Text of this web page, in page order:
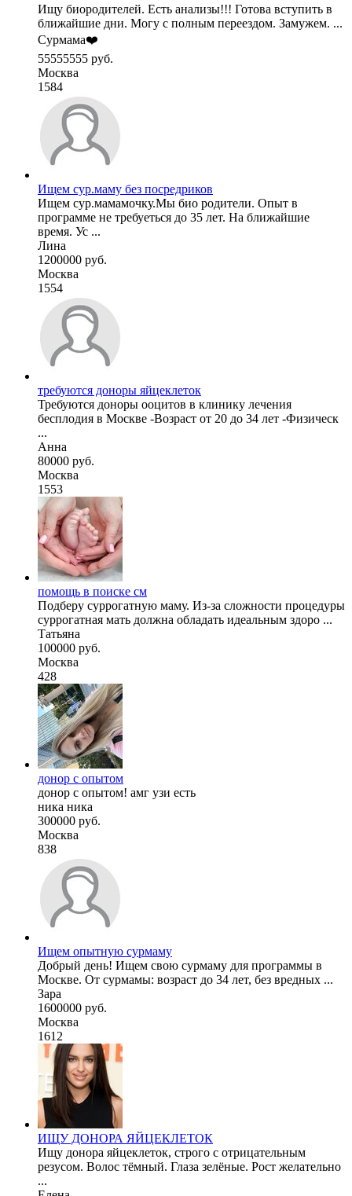
Ищу биородителей. Есть анализы!!! Готова вступить в
ближайшие дни. Могу с полным переездом. Замужем. ...
Сурмама❤️
55555555 руб.
Москва
1584
Ищем сур.маму без посредриков
Ищем сур.мамамочку.Мы био родители. Опыт в
программе не требуеться до 35 лет. На ближайшие
время. Ус ...
Лина
1200000 руб.
Москва
1554
требуются доноры яйцеклеток
Требуются доноры ооцитов в клинику лечения
бесплодия в Москве -Возраст от 20 до 34 лет -Физическ
...
Анна
80000 руб.
Москва
1553
помощь в поиске см
Подберу суррогатную маму. Из-за сложности процедуры
суррогатная мать должна обладать идеальным здоро ...
Татьяна
100000 руб.
Москва
428
донор с опытом
донор с опытом! амг узи есть
ника ника
300000 руб.
Москва
838
Ищем опытную сурмаму
Добрый день! Ищем свою сурмаму для программы в
Москве. От сурмамы: возраст до 34 лет, без вредных ...
Зара
1600000 руб.
Москва
1612
ИЩУ ДОНОРА ЯЙЦЕКЛЕТОК
Ищу донора яйцеклеток, строго с отрицательным
резусом. Волос тёмный. Глаза зелёные. Рост желательно
...